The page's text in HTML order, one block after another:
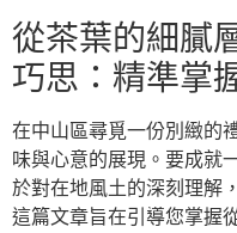
從茶葉的細膩
巧思：精準掌
在中山區尋覓一份別緻的
味與心意的展現。要成就
於對在地風土的深刻理解
這篇文章旨在引導您掌握